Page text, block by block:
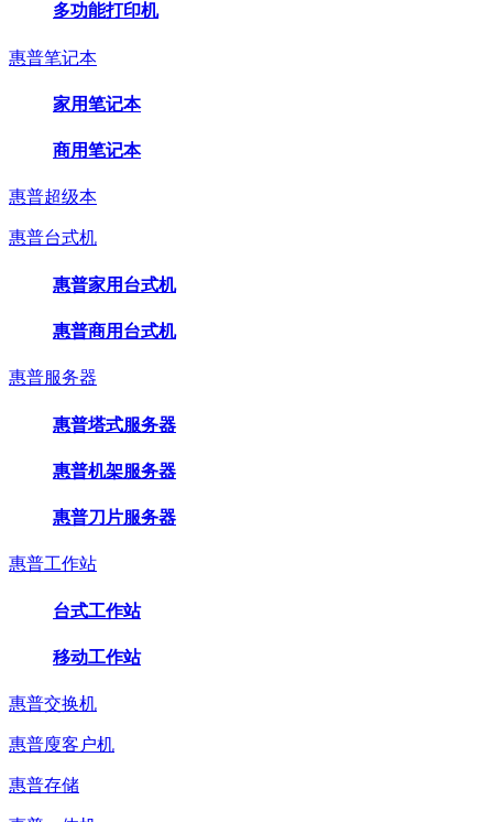
多功能打印机
惠普笔记本
家用笔记本
商用笔记本
惠普超级本
惠普台式机
惠普家用台式机
惠普商用台式机
惠普服务器
惠普塔式服务器
惠普机架服务器
惠普刀片服务器
惠普工作站
台式工作站
移动工作站
惠普交换机
惠普廋客户机
惠普存储